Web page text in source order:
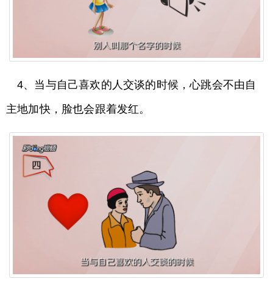
4、当与自己喜欢的人交谈的时候，心跳会不由自
主地加快，脸也会跟着发红。